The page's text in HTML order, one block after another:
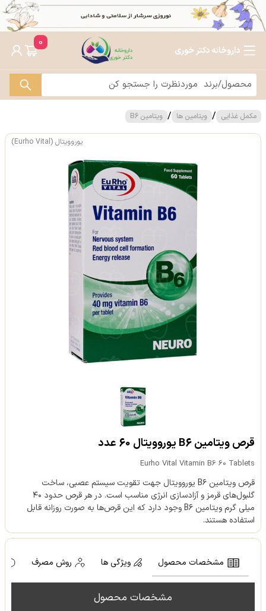
داروخانه دکتر خوری
0
مکمل غذایی / ویتامین ها / ویتامین B6
یوروویتال (Eurho Vital)
قرص ویتامین B6 یوروویتال 60 عدد
Eurho Vital Vitamin B6 60 Tablets
قرص ویتامین B۶ یوروویتال جهت تقویت سیستم عصبی، ساخت
گلبول‌های قرمز و آزادسازی انرژی مناسب است. در هر قرص حدود ۴۰
میلی گرم ویتامین B۶ وجود دارد که این قرص‌ها به صورت روزانه قابل
استفاده هستند.
مشخصات محصول ویژگی ها روش مصرف
مشخصات محصول